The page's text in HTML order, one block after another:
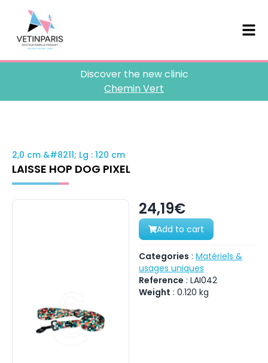
Discover the new clinic
Chemin Vert
2,0 cm &#8211; Lg : 120 cm
LAISSE HOP DOG PIXEL
24,19€
Add to cart
Categories : Matériels &
usages uniques
Reference : LAI042
Weight : 0.120 kg